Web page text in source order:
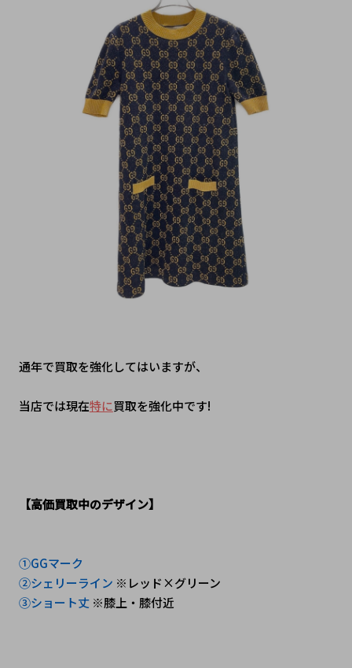
通年で買取を強化してはいますが、
当店では現在特に買取を強化中です!
【高価買取中のデザイン】
①GGマーク
②シェリーライン ※レッド×グリーン
③ショート丈 ※膝上・膝付近